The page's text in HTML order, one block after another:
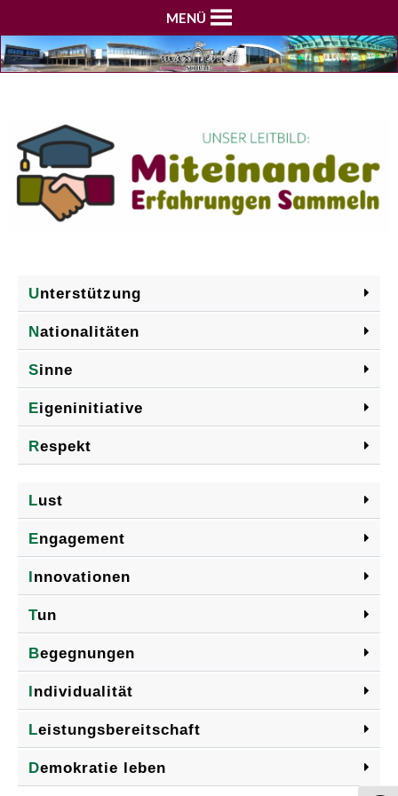
MENÜ
Unterstützung
Nationalitäten
Sinne
Eigeninitiative
Respekt
Lust
Engagement
Innovationen
Tun
Begegnungen
Individualität
Leistungsbereitschaft
Demokratie leben